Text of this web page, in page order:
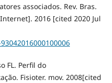
associados. Rev. Bras.
2016 [cited 2020 Jul
FL. Perfil do
Fisioter. mov. 2008[cited